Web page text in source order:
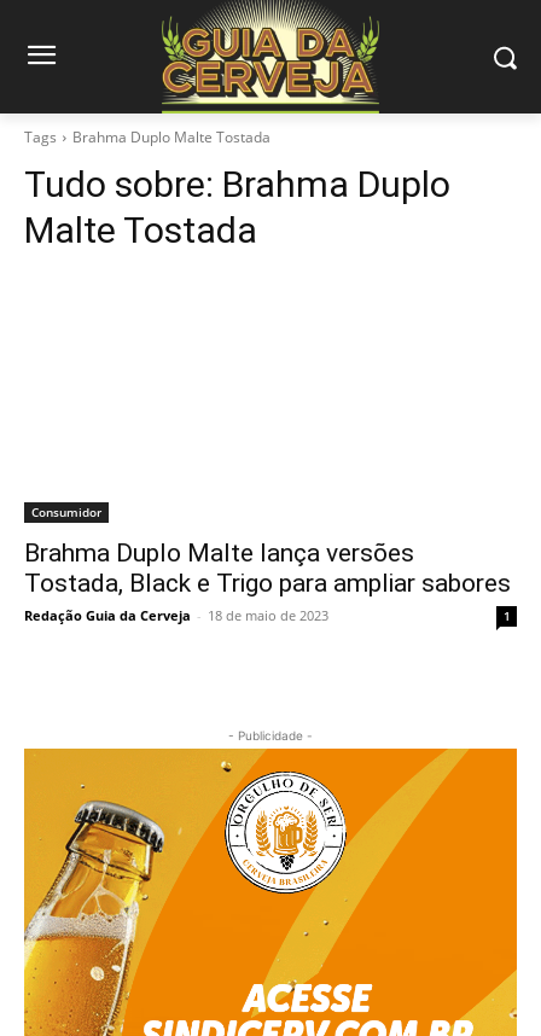
Tags Brahma Duplo Malte Tostada
Tudo sobre: Brahma Duplo
Malte Tostada
Consumidor
Brahma Duplo Malte lança versões
Tostada, Black e Trigo para ampliar sabores
Redação Guia da Cerveja - 18 de maio de 2023 1
- Publicidade -